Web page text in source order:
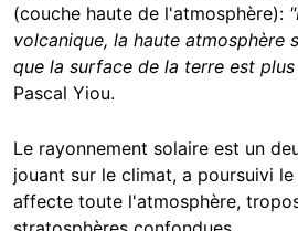
(couche haute de l'atmosphère):
volcanique, la haute atmosphère
que la surface de la terre est
Pascal Yiou.
Le rayonnement solaire est un
jouant sur le climat, a poursuivi
affecte toute l'atmosphère,